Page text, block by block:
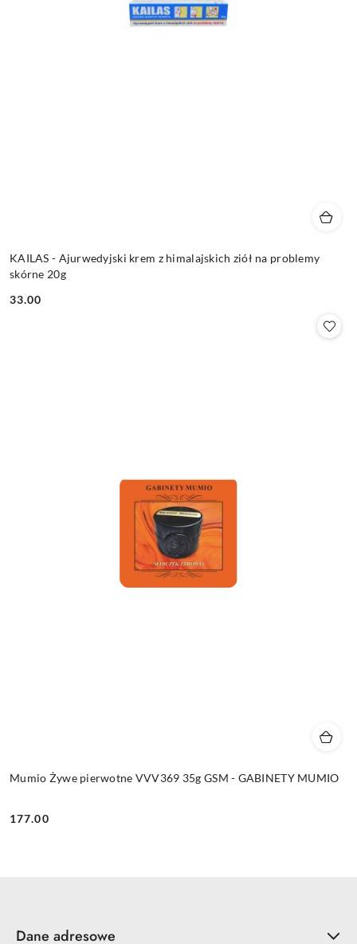
KAILAS - Ajurwedyjski krem z himalajskich ziół na problemy
skórne 20g
Cena:
33.00
Mumio Żywe pierwotne VVV369 35g GSM - GABINETY MUMIO
Cena:
177.00
Dane adresowe